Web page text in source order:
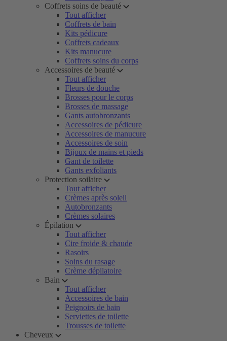
Coffrets soins de beauté
Tout afficher
Coffrets de bain
Kits pédicure
Coffrets cadeaux
Kits manucure
Coffrets soins du corps
Accessoires de beauté
Tout afficher
Fleurs de douche
Brosses pour le corps
Brosses de massage
Gants autobronzants
Accessoires de pédicure
Accessoires de manucure
Accessoires de soin
Bijoux de mains et pieds
Gant de toilette
Gants exfoliants
Protection soilaire
Tout afficher
Crèmes après soleil
Autobronzants
Crèmes solaires
Épilation
Tout afficher
Cire froide & chaude
Rasoirs
Soins du rasage
Crème dépilatoire
Bain
Tout afficher
Accessoires de bain
Peignoirs de bain
Serviettes de toilette
Trousses de toilette
Cheveux